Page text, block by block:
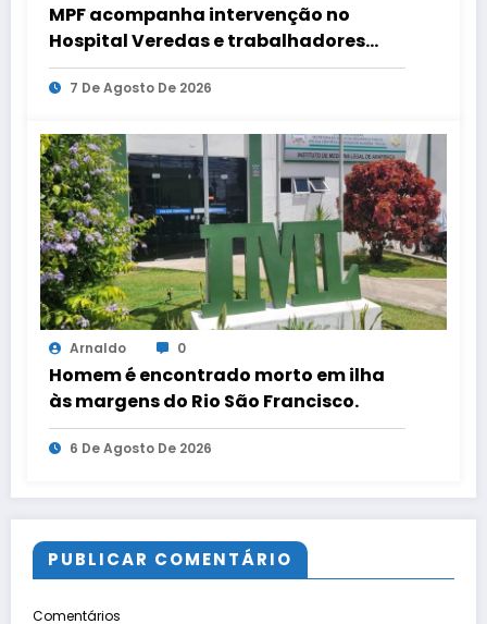
MPF acompanha intervenção no
Hospital Veredas e trabalhadores
mantêm estado de greve por salários
pendentes.
7 De Agosto De 2026
Arnaldo 0
Homem é encontrado morto em ilha
às margens do Rio São Francisco.
6 De Agosto De 2026
PUBLICAR COMENTÁRIO
Comentários